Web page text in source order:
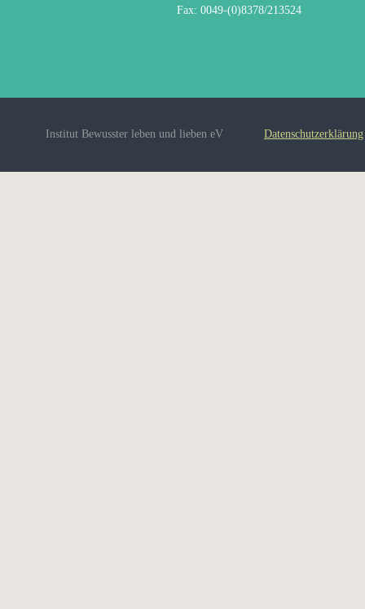
Fax: 0049-(0)8378/213524
Institut Bewusster leben und lieben eV Datenschutzerklärung